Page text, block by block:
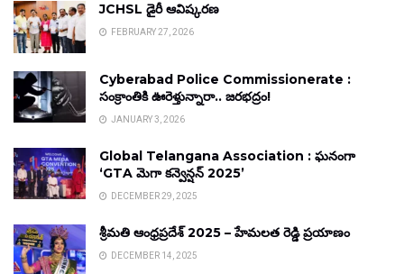
JCHSL డైరీ ఆవిష్కరణ
FEBRUARY 27, 2026
Cyberabad Police Commissionerate :
సంక్రాంతికి ఊరెళ్తున్నారా.. జరభద్రం!
JANUARY 3, 2026
Global Telangana Association : ఘనంగా
‘GTA మెగా కన్వెన్షన్ 2025’
DECEMBER 29, 2025
శ్రీమతి ఆంధ్రప్రదేశ్ 2025 – హేమలత రెడ్డి ప్రయాణం
DECEMBER 14, 2025